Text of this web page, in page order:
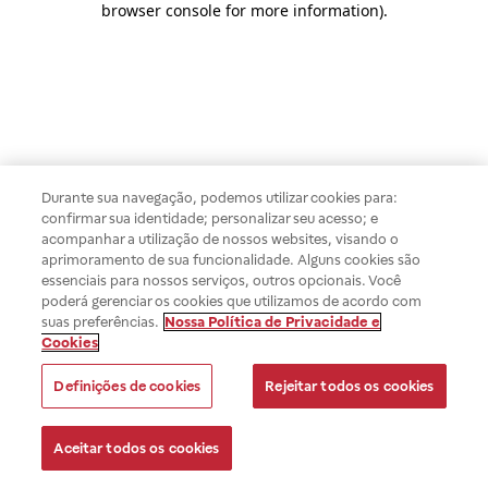
browser console for more information).
Durante sua navegação, podemos utilizar cookies para:
confirmar sua identidade; personalizar seu acesso; e
acompanhar a utilização de nossos websites, visando o
aprimoramento de sua funcionalidade. Alguns cookies são
essenciais para nossos serviços, outros opcionais. Você
poderá gerenciar os cookies que utilizamos de acordo com
suas preferências. Nossa Política de Privacidade e
Cookies
Definições de cookies Rejeitar todos os cookies
Aceitar todos os cookies